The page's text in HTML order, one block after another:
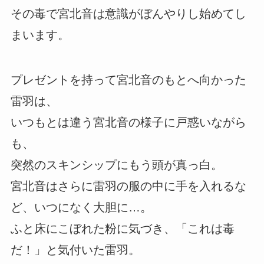
その毒で宮北音は意識がぼんやりし始めてし
まいます。
プレゼントを持って宮北音のもとへ向かった
雷羽は、
いつもとは違う宮北音の様子に戸惑いながら
も、
突然のスキンシップにもう頭が真っ白。
宮北音はさらに雷羽の服の中に手を入れるな
ど、いつになく大胆に…。
ふと床にこぼれた粉に気づき、「これは毒
だ！」と気付いた雷羽。